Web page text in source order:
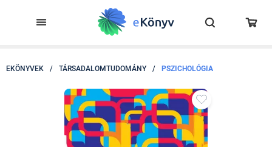
EKÖNYVEK / TÁRSADALOMTUDOMÁNY / PSZICHOLÓGIA